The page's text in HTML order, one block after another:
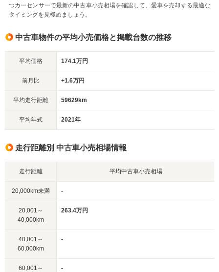
つカーセンサーで最新の中古車小売相場を確認して、愛車を売却する最適な
タイミングを見極めましょう。
中古車物件の平均小売価格と掲載台数の推移
平均価格 174.1万円
前月比 +1.6万円
平均走行距離 59629km
平均年式 2021年
走行距離別 中古車小売相場情報
走行距離 平均中古車小売相場
20,000km未満 -
20,001～
40,000km
263.4万円
40,001～
60,000km
-
60,001～
-